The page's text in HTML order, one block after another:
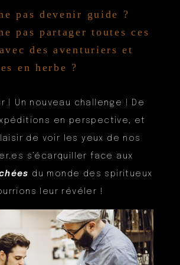
pas devenir guide ?
pas partager toutes ces
des aventuriers et
en herbe ?
! Un nouveau challenge ! De
en perspective, et
de voir les yeux de nos
s’écarquiller face aux
du monde des spiritueux
leur révéler !